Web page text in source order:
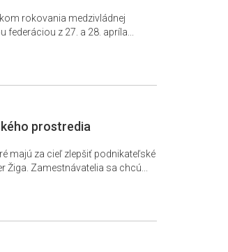
rokovania medzivládnej
z 27. a 28. apríla...
prostredia
majú za cieľ zlepšiť podnikateľské
Zamestnávatelia sa chcú...